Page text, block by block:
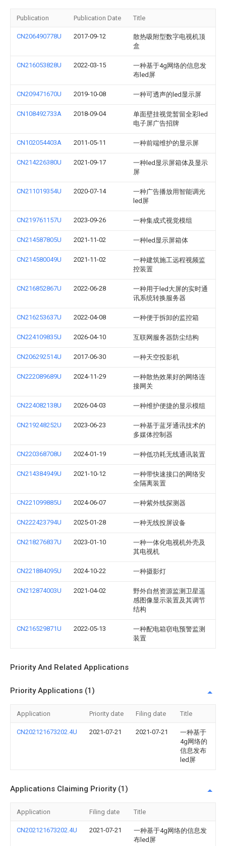
Publication Publication Date Title
CN206490778U 2017-09-12
散热吸附型数字电视机顶
盒
CN216053828U 2022-03-15
一种基于4g网络的信息发
布led屏
CN209471670U 2019-10-08 一种可透声的led显示屏
CN108492733A 2018-09-04
单面壁挂视觉暂留全彩led
电子屏广告招牌
CN102054403A 2011-05-11 一种前端维护的显示屏
CN214226380U 2021-09-17
一种led显示屏箱体及显示
屏
CN211019354U 2020-07-14
一种广告播放用智能调光
led屏
CN219761157U 2023-09-26 一种集成式视觉模组
CN214587805U 2021-11-02 一种led显示屏箱体
CN214580049U 2021-11-02
一种建筑施工远程视频监
控装置
CN216852867U 2022-06-28
一种用于led大屏的实时通
讯系统转换服务器
CN216253637U 2022-04-08 一种便于拆卸的监控箱
CN224109835U 2026-04-10 互联网服务器防尘结构
CN206292514U 2017-06-30 一种天空投影机
CN222089689U 2024-11-29
一种散热效果好的网络连
接网关
CN224082138U 2026-04-03 一种维护便捷的显示模组
CN219248252U 2023-06-23
一种基于蓝牙通讯技术的
多媒体控制器
CN220368708U 2024-01-19 一种低功耗无线通讯装置
CN214384949U 2021-10-12
一种带快速接口的网络安
全隔离装置
CN221099885U 2024-06-07 一种紫外线探测器
CN222423794U 2025-01-28 一种无线投屏设备
CN218276837U 2023-01-10
一种一体化电视机外壳及
其电视机
CN221884095U 2024-10-22 一种摄影灯
CN212874003U 2021-04-02
野外自然资源监测卫星遥
感图像显示装置及其调节
结构
CN216529871U 2022-05-13
一种配电箱窃电预警监测
装置
Priority And Related Applications
Priority Applications (1)
Application Priority date Filing date Title
CN202121673202.4U 2021-07-21 2021-07-21
一种基于
4g网络的
信息发布
led屏
Applications Claiming Priority (1)
Application Filing date Title
CN202121673202.4U 2021-07-21
一种基于4g网络的信息发
布led屏